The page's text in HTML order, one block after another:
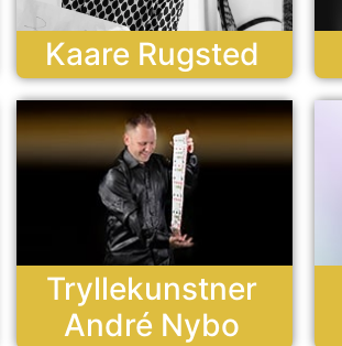
Kaare Rugsted
Tryllekunstner
André Nybo